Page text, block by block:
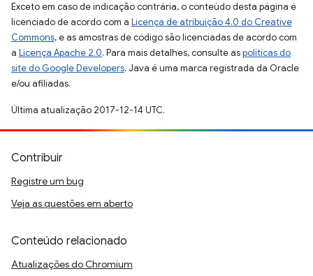
Exceto em caso de indicação contrária, o conteúdo desta página é
licenciado de acordo com a Licença de atribuição 4.0 do Creative
Commons, e as amostras de código são licenciadas de acordo com
a Licença Apache 2.0. Para mais detalhes, consulte aspolíticas do
site do Google Developers. Java é uma marca registrada da Oracle
e/ou afiliadas.
Última atualização 2017-12-14 UTC.
Contribuir
Registre um bug
Veja as questões em aberto
Conteúdo relacionado
Atualizações do Chromium